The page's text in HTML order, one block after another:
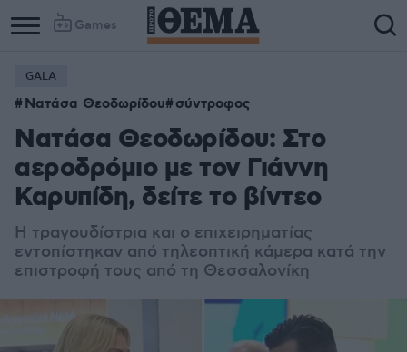
Games
GALA
Νατάσα Θεοδωρίδου σύντροφος
Νατάσα Θεοδωρίδου: Στο
αεροδρόμιο με τον Γιάννη
Καρυπίδη, δείτε το βίντεο
Η τραγουδίστρια και ο επιχειρηματίας
εντοπίστηκαν από τηλεοπτική κάμερα κατά την
επιστροφή τους από τη Θεσσαλονίκη